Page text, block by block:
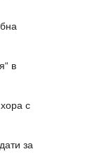
в
с
за